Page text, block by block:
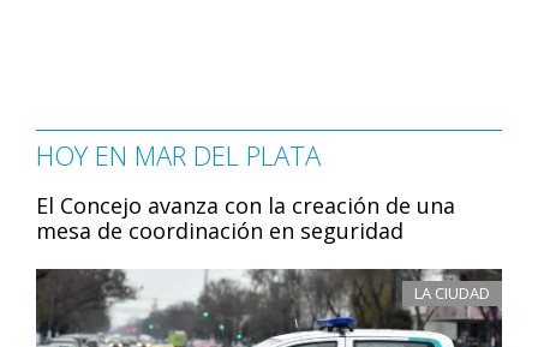
HOY EN MAR DEL PLATA
El Concejo avanza con la creación de una
mesa de coordinación en seguridad
LA CIUDAD